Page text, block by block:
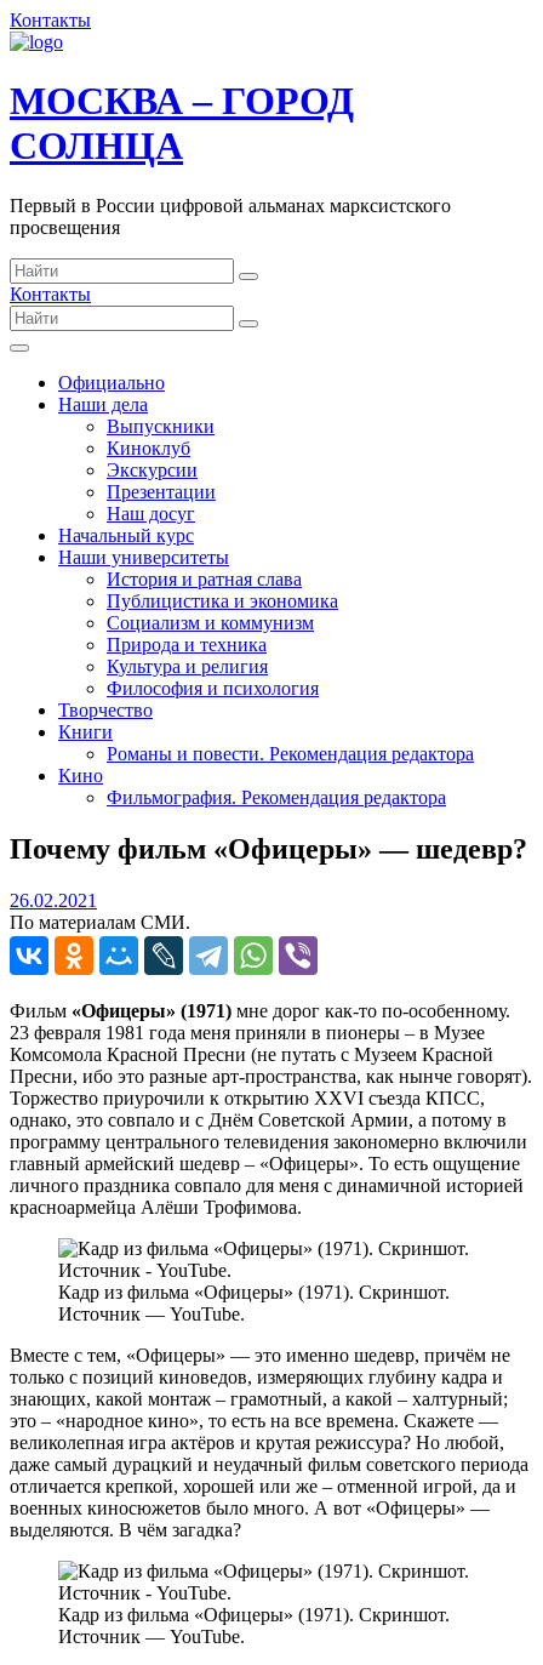
Контакты
МОСКВА – ГОРОД
СОЛНЦА
Первый в России цифровой альманах марксистского
просвещения
Контакты
Официально
Наши дела
Выпускники
Киноклуб
Экскурсии
Презентации
Наш досуг
Начальный курс
Наши университеты
История и ратная слава
Публицистика и экономика
Социализм и коммунизм
Природа и техника
Культура и религия
Философия и психология
Творчество
Книги
Романы и повести. Рекомендация редактора
Кино
Фильмография. Рекомендация редактора
Почему фильм «Офицеры» — шедевр?
26.02.2021
По материалам СМИ.
Фильм «Офицеры» (1971) мне дорог как-то по-особенному.
23 февраля 1981 года меня приняли в пионеры – в Музее
Комсомола Красной Пресни (не путать с Музеем Красной
Пресни, ибо это разные арт-пространства, как нынче говорят).
Торжество приурочили к открытию XXVI съезда КПСС,
однако, это совпало и с Днём Советской Армии, а потому в
программу центрального телевидения закономерно включили
главный армейский шедевр – «Офицеры». То есть ощущение
личного праздника совпало для меня с динамичной историей
красноармейца Алёши Трофимова.
Кадр из фильма «Офицеры» (1971). Скриншот.
Источник — YouTube.
Вместе с тем, «Офицеры» — это именно шедевр, причём не
только с позиций киноведов, измеряющих глубину кадра и
знающих, какой монтаж – грамотный, а какой – халтурный;
это – «народное кино», то есть на все времена. Cкажете —
великолепная игра актёров и крутая режиссура? Но любой,
даже самый дурацкий и неудачный фильм советского периода
отличается крепкой, хорошей или же – отменной игрой, да и
военных киносюжетов было много. А вот «Офицеры» —
выделяются. В чём загадка?
Кадр из фильма «Офицеры» (1971). Скриншот.
Источник — YouTube.